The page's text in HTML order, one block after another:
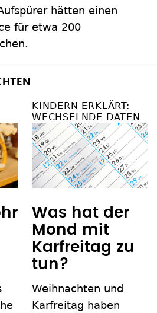
hätten einen
für etwa 200
KINDERN ERKLÄRT:
WECHSELNDE DATEN
Was hat der
Mond mit
Karfreitag zu
tun?
Weihnachten und
Karfreitag haben